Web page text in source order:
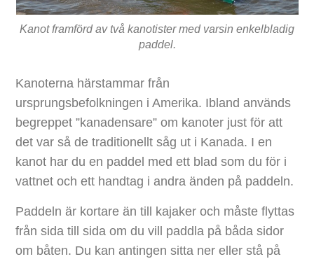
Kanot framförd av två kanotister med varsin enkelbladig
paddel.
Kanoterna härstammar från
ursprungsbefolkningen i Amerika. Ibland används
begreppet ”kanadensare” om kanoter just för att
det var så de traditionellt såg ut i Kanada. I en
kanot har du en paddel med ett blad som du för i
vattnet och ett handtag i andra änden på paddeln.
Paddeln är kortare än till kajaker och måste flyttas
från sida till sida om du vill paddla på båda sidor
om båten. Du kan antingen sitta ner eller stå på